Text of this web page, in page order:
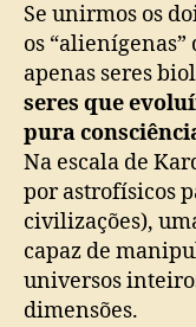
Se unirmos os
os
apenas seres
seres que
pura
Na escala de
por astrofísicos
civilizações),
capaz de
universos
dimensões.